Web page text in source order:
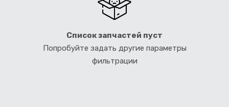
Список запчастей пуст
Попробуйте задать другие параметры
фильтрации